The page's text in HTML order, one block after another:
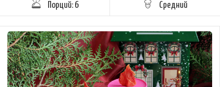
Порций: 6 Средний